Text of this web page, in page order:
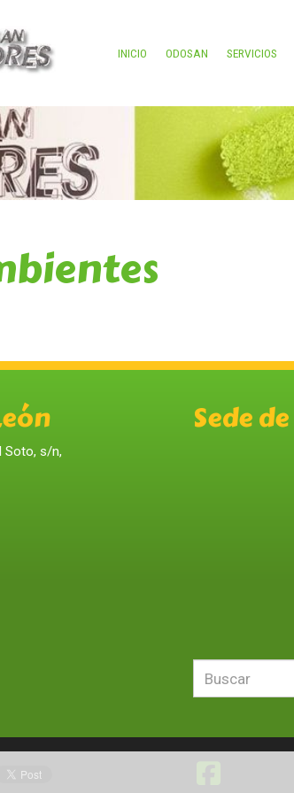
INICIO ODOSAN SERVICIOS
Soto, s/n,
Sede